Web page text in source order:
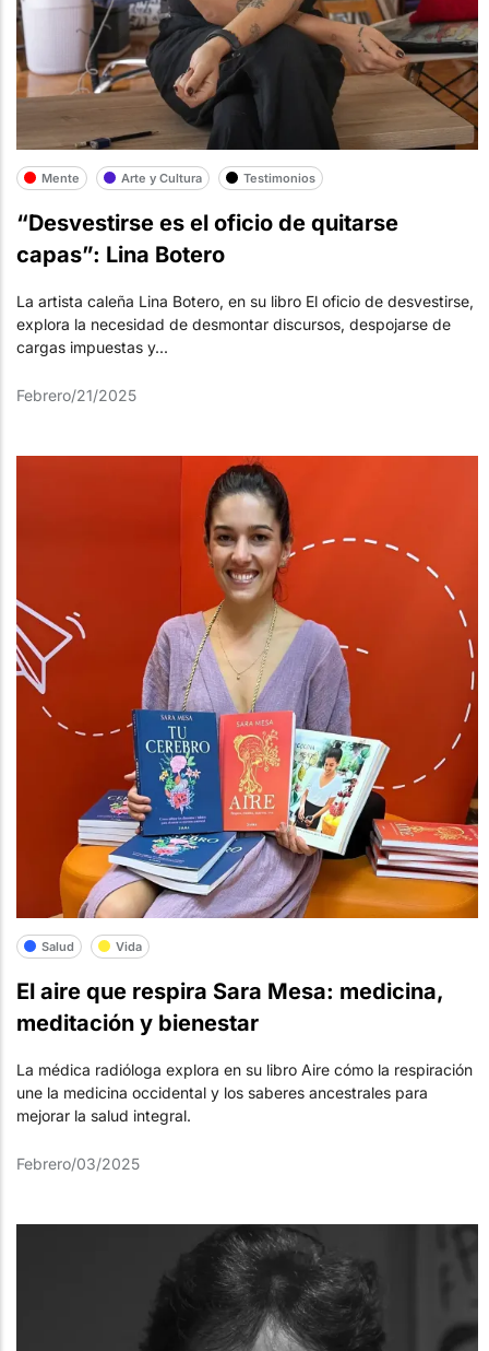
Mente Arte y Cultura Testimonios
“Desvestirse es el oficio de quitarse
capas”: Lina Botero
La artista caleña Lina Botero, en su libro El oficio de desvestirse,
explora la necesidad de desmontar discursos, despojarse de
cargas impuestas y...
Febrero/21/2025
Salud Vida
El aire que respira Sara Mesa: medicina,
meditación y bienestar
La médica radióloga explora en su libro Aire cómo la respiración
une la medicina occidental y los saberes ancestrales para
mejorar la salud integral.
Febrero/03/2025